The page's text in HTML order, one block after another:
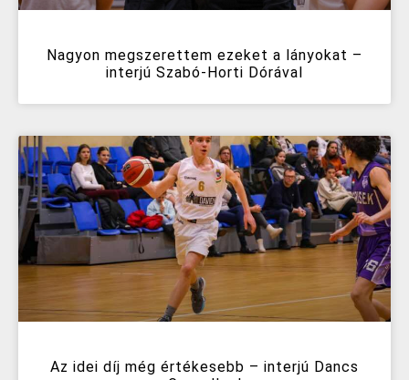
Nagyon megszerettem ezeket a lányokat –
interjú Szabó-Horti Dórával
Az idei díj még értékesebb – interjú Dancs